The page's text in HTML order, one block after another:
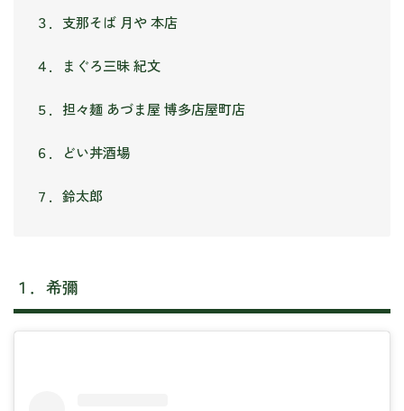
３．支那そば 月や 本店
４．まぐろ三昧 紀文
５．担々麺 あづま屋 博多店屋町店
６．どい丼酒場
７．鈴太郎
１．希彌